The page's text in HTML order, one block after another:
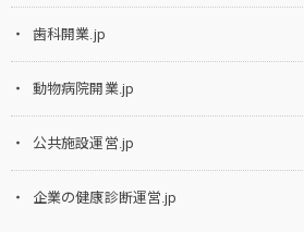
歯科開業.jp
動物病院開業.jp
公共施設運営.jp
企業の健康診断運営.jp